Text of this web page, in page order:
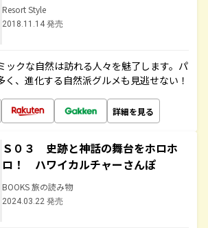
Resort Style
2018.11.14 発売
ックな自然は訪れる人々を魅了します。パ
く、進化する自然派グルメも見逃せない！
詳細を見る
Ｓ０３ 史跡と神話の舞台をホロホ
ロ！ ハワイカルチャーさんぽ
BOOKS 旅の読み物
2024.03.22 発売